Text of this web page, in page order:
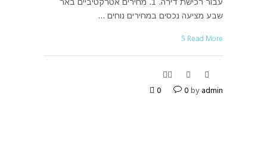
שבע מציעה נכסים במחירים נוחים
Read More
byadmin
0
0